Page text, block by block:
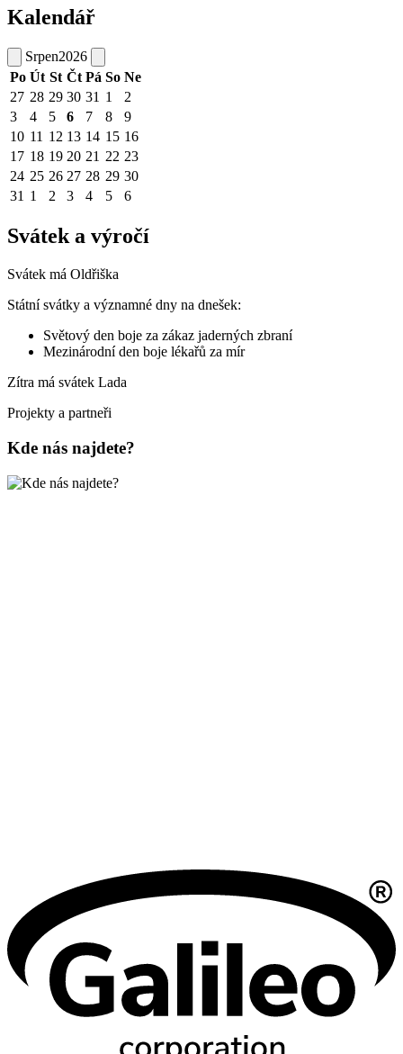
Kalendář
Srpen2026
Po Út St Čt Pá So Ne
27 28 29 30 31 1
2
3
4 5 6 7 8
9
10 11 12 13 14 15 16
17 18 19 20 21 22 23
24 25 26 27 28 29 30
31 1 2 3 4 5 6
Svátek a výročí
Svátek má Oldřiška
Státní svátky a významné dny na dnešek:
Světový den boje za zákaz jaderných zbraní
Mezinárodní den boje lékařů za mír
Zítra má svátek Lada
Projekty a partneři
Kde nás najdete?